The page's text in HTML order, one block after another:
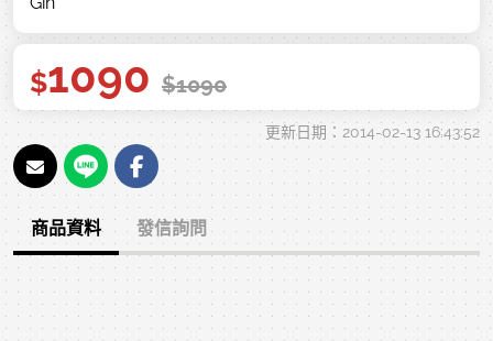
$1090 $1090
更新日期：2014-02-13 16:43:52
商品資料 發信詢問